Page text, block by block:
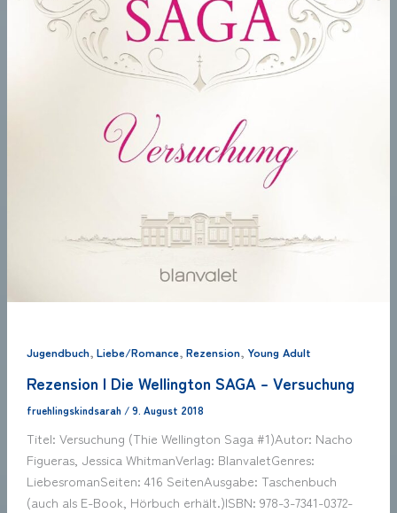
Jugendbuch, Liebe/Romance, Rezension, Young Adult
Rezension | Die Wellington SAGA – Versuchung
fruehlingskindsarah /9. August 2018
Titel: Versuchung (Thie Wellington Saga #1)Autor: Nacho
Figueras, Jessica WhitmanVerlag: BlanvaletGenres:
LiebesromanSeiten: 416 SeitenAusgabe: Taschenbuch
(auch als E-Book, Hörbuch erhält.)ISBN: 978-3-7341-0372-